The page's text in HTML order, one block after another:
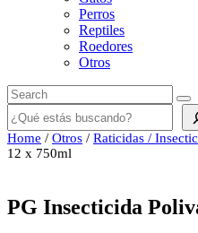
Perros
Reptiles
Roedores
Otros
Buscar
Home / Otros / Raticidas /
12 x 750ml
PG Insecticida